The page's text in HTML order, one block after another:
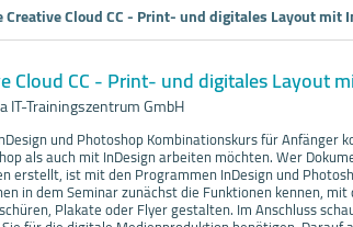
Creative Cloud CC - Print- und digitales Layout mit
Cloud CC - Print- und digitales Layout
IT-Trainingszentrum GmbH
und Photoshop Kombinationskurs für Anfänger
als auch mit InDesign arbeiten möchten. Wer
erstellt, ist mit den Programmen InDesign und
in dem Seminar zunächst die Funktionen kennen, mit
Plakate oder Flyer gestalten. Im Anschluss